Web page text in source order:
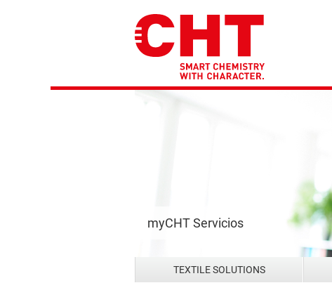
myCHT Servicios
TEXTILE SOLUTIONS